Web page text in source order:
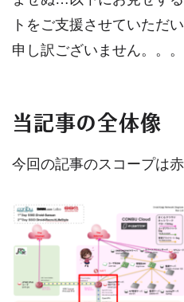
トをご支援させていただ
申し訳ございません。。。
当記事の全体像
今回の記事のスコープは赤